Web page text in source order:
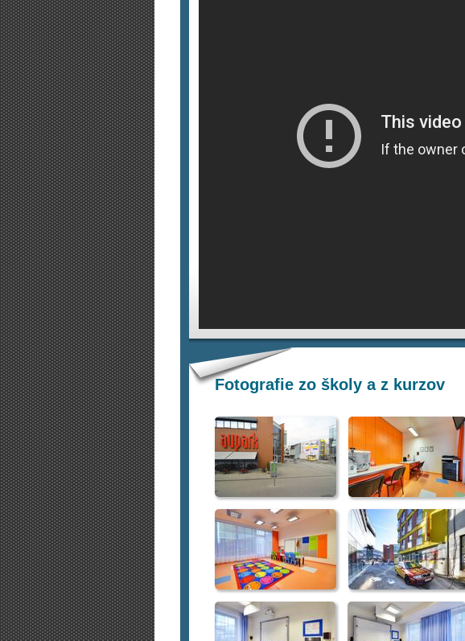
Fotografie zo školy a z kurzov